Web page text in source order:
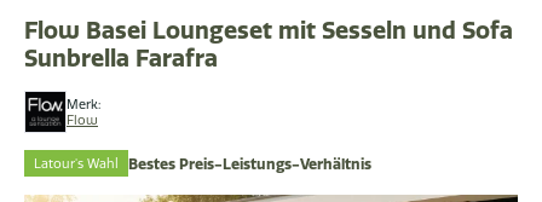
Merk:
Flow
Flow Basei Loungeset mit Sesseln und Sofa
Sunbrella Farafra
Latour's Wahl Bestes Preis-Leistungs-Verhältnis